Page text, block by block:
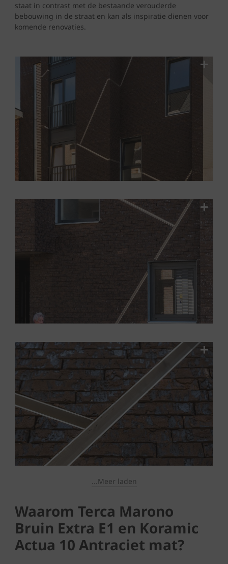
staat in contrast met de bestaande verouderde
bebouwing in de straat en kan als inspiratie dienen voor
komende renovaties.
...Meer laden
Waarom Terca Marono
Bruin Extra E1 en Koramic
Actua 10 Antraciet mat?